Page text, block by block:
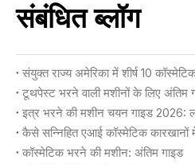
संबंधित ब्लॉग
संयुक्त राज्य अमेरिका में शीर्ष 10 कॉस्मेटिक
टूथपेस्ट भरने वाली मशीनों के लिए अंतिम
कॉस्मेटिक भरने की मशीन: अंतिम गाइड